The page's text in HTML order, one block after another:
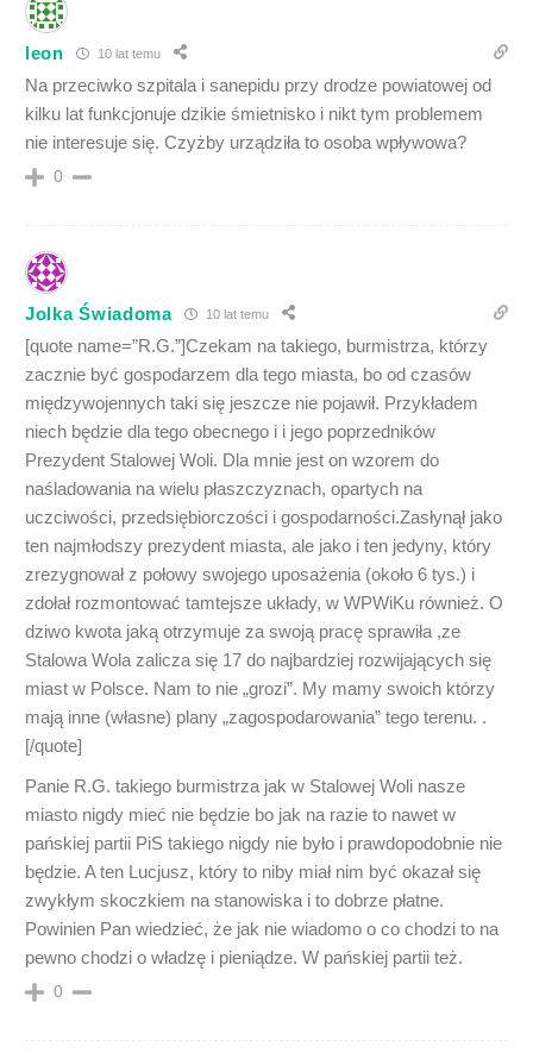
leon 10 lat temu
Na przeciwko szpitala i sanepidu przy drodze powiatowej od
kilku lat funkcjonuje dzikie śmietnisko i nikt tym problemem
nie interesuje się. Czyżby urządziła to osoba wpływowa?
0
Jolka Świadoma 10 lat temu
[quote name=”R.G.”]Czekam na takiego, burmistrza, którzy
zacznie być gospodarzem dla tego miasta, bo od czasów
międzywojennych taki się jeszcze nie pojawił. Przykładem
niech będzie dla tego obecnego i i jego poprzedników
Prezydent Stalowej Woli. Dla mnie jest on wzorem do
naśladowania na wielu płaszczyznach, opartych na
uczciwości, przedsiębiorczości i gospodarności.Zasłynął jako
ten najmłodszy prezydent miasta, ale jako i ten jedyny, który
zrezygnował z połowy swojego uposażenia (około 6 tys.) i
zdołał rozmontować tamtejsze układy, w WPWiKu również. O
dziwo kwota jaką otrzymuje za swoją pracę sprawiła ,ze
Stalowa Wola zalicza się 17 do najbardziej rozwijających się
miast w Polsce. Nam to nie „grozi”. My mamy swoich którzy
mają inne (własne) plany „zagospodarowania” tego terenu. .
[/quote]
Panie R.G. takiego burmistrza jak w Stalowej Woli nasze
miasto nigdy mieć nie będzie bo jak na razie to nawet w
pańskiej partii PiS takiego nigdy nie było i prawdopodobnie nie
będzie. A ten Lucjusz, który to niby miał nim być okazał się
zwykłym skoczkiem na stanowiska i to dobrze płatne.
Powinien Pan wiedzieć, że jak nie wiadomo o co chodzi to na
pewno chodzi o władzę i pieniądze. W pańskiej partii też.
0